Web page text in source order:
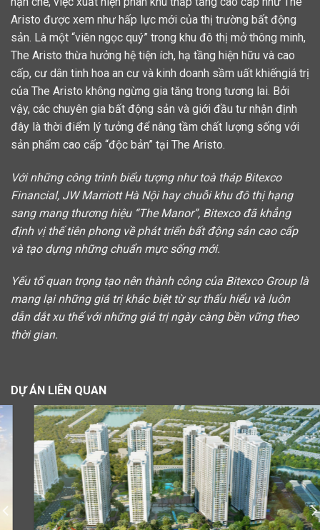
Aristo được xem như hấp lực mới của thị trường bất động
sản. Là một “viên ngọc quý” trong khu đô thị mở thông minh,
The Aristo thừa hưởng hệ tiện ích, hạ tầng hiện hữu và cao
cấp, cư dân tinh hoa an cư và kinh doanh sầm uất khiếngiá trị
của The Aristo không ngừng gia tăng trong tương lai. Bởi
vậy, các chuyên gia bất động sản và giới đầu tư nhận định
đây là thời điểm lý tưởng để nâng tầm chất lượng sống với
sản phẩm cao cấp “độc bản” tại The Aristo.
Với những công trình biểu tượng như toà tháp Bitexco
Financial, JW Marriott Hà Nội hay chuỗi khu đô thị hạng
sang mang thương hiệu “The Manor”, Bitexco đã khẳng
định vị thế tiên phong về phát triển bất động sản cao cấp
và tạo dựng những chuẩn mực sống mới.
Yếu tố quan trọng tạo nên thành công của Bitexco Group là
mang lại những giá trị khác biệt từ sự thấu hiểu và luôn
dẫn dắt xu thế với những giá trị ngày càng bền vững theo
thời gian.
DỰ ÁN LIÊN QUAN